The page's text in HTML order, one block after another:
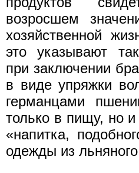
возросшем
хозяйственной
это указывают
при заключении
в виде упряжки
германцами
только в пищу, но
«напитка,
одежды из